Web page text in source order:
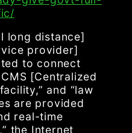
long distance]
provider]
to connect
[Centralized
and “law
are provided
real-time
the Internet